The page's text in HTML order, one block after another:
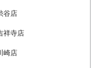
谷店
祥寺店
崎店